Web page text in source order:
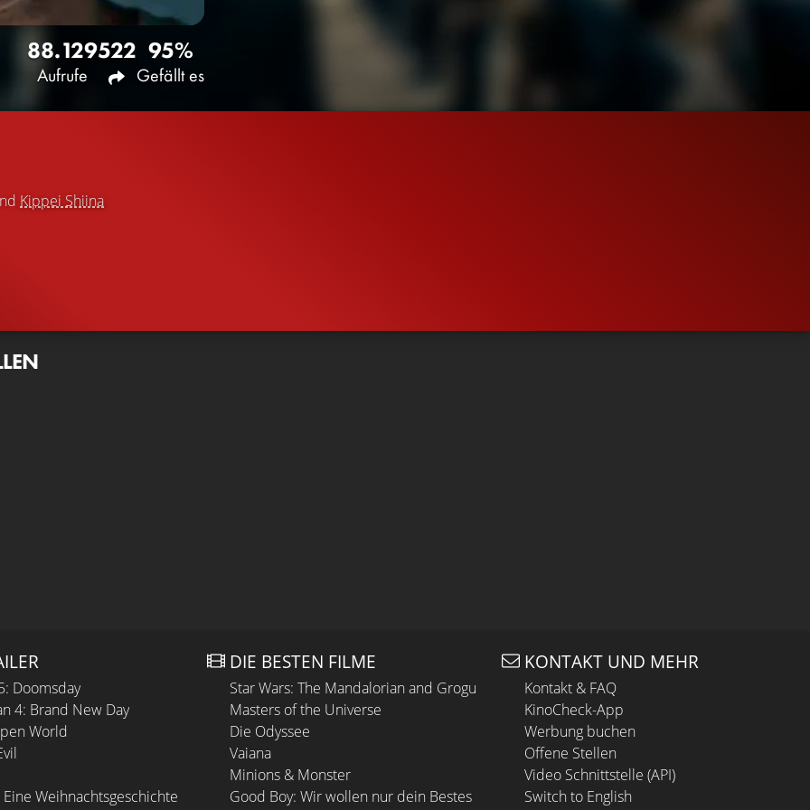
88.129
Aufrufe
522 95%
Gefällt es
Kippei Shiina
Doomsday
4: Brand New Day
World
Weihnachtsgeschichte
DIE BESTEN FILME
Star Wars: The Mandalorian and Grogu
Masters of the Universe
Die Odyssee
Vaiana
Minions & Monster
Good Boy: Wir wollen nur dein Bestes
KONTAKT UND MEHR
Kontakt & FAQ
KinoCheck-App
Werbung buchen
Offene Stellen
Video Schnittstelle (API)
Switch to English